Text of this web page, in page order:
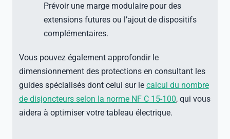
Prévoir une marge modulaire pour des
extensions futures ou l’ajout de dispositifs
complémentaires.
Vous pouvez également approfondir le
dimensionnement des protections en consultant les
guides spécialisés dont celui sur le calcul du nombre
de disjoncteurs selon la norme NF C 15-100, qui vous
aidera à optimiser votre tableau électrique.